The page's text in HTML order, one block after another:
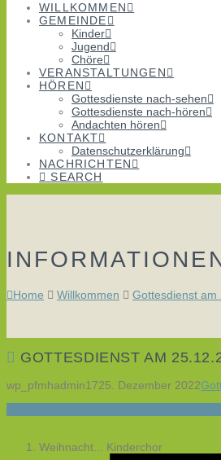
WILLKOMMEN
GEMEINDE
Kinder
Jugend
Chöre
VERANSTALTUNGEN
HÖREN
Gottesdienste nach-sehen
Gottesdienste nach-hören
Andachten hören
KONTAKT
Datenschutzerklärung
NACHRICHTEN
SEARCH
Home Willkommen Gottesdienst am
GOTTESDIENST AM
wp_pfmhadmin1725. Dezember 2022
Weihnacht... Kinderchor